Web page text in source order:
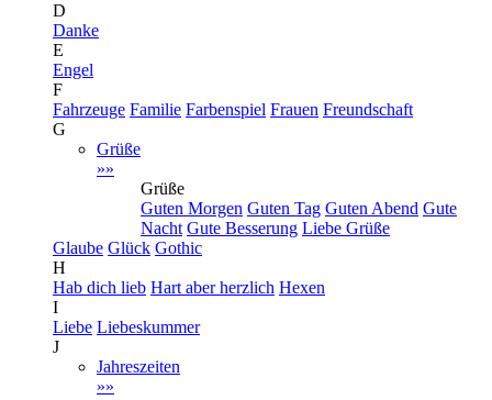
D
Danke
E
Engel
F
Fahrzeuge Familie Farbenspiel Frauen Freundschaft
G
Grüße
»»
Grüße
Guten Morgen Guten Tag Guten Abend Gute
Nacht Gute Besserung Liebe Grüße
Glaube Glück Gothic
H
Hab dich lieb Hart aber herzlich Hexen
I
Liebe Liebeskummer
J
Jahreszeiten
»»